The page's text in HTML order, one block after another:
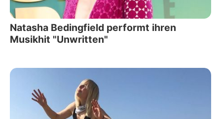
Natasha Bedingfield performt ihren
Musikhit "Unwritten"